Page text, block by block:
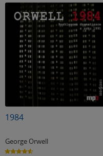
1984
George Orwell
4.6